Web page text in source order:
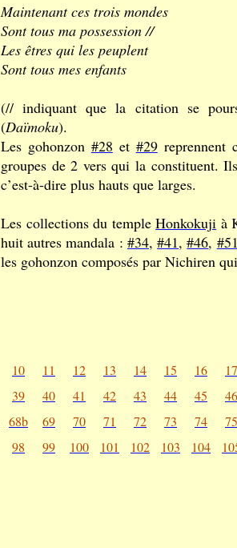
Maintenant ces trois mondes
Sont tous ma possession //
Les êtres qui les peuplent
Sont tous mes enfants
(// indiquant que la citation se
(Daïmoku).
Les gohonzon #28 et #29reprennent
groupes de 2 vers qui la constituent.
c’est-à-dire plus hauts que larges.
Les collections du templeHonkokuji à
huit autres mandala : #34,#41,#46, #51
les gohonzon composés par Nichiren
10 11 12 13 14 15 16 17
39 40 41 42 43 44 45 46
68b 69 70 71 72 73 74 75
98 99 100 101 102 103 104